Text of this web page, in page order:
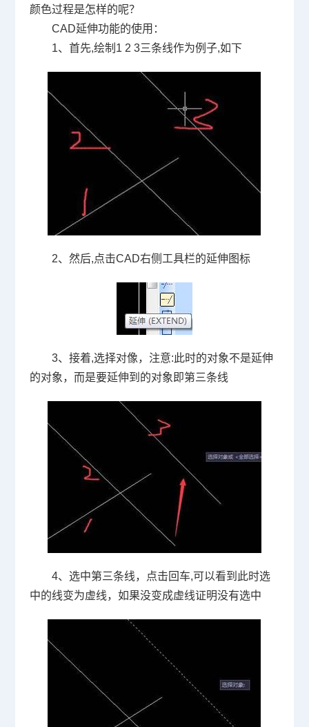
颜色过程是怎样的呢？
CAD延伸功能的使用：
1、首先,绘制 1 2 3三条线作为例子,如下
2、然后,点击CAD右侧工具栏的延伸图标
3、接着,选择对像，注意:此时的对象不是延伸
的对象，而是要延伸到的对象即第三条线
4、选中第三条线，点击回车,可以看到此时选
中的线变为虚线，如果没变成虚线证明没有选中